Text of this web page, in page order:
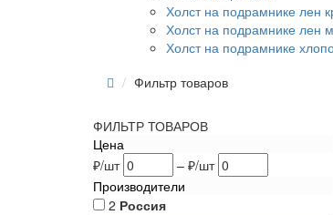
Холст на подрамнике лен
Холст на подрамнике лен
Холст на подрамнике
Фильтр товаров
ФИЛЬТР ТОВАРОВ
Цена
₽/шт
– ₽/шт
Производители
2 Россия